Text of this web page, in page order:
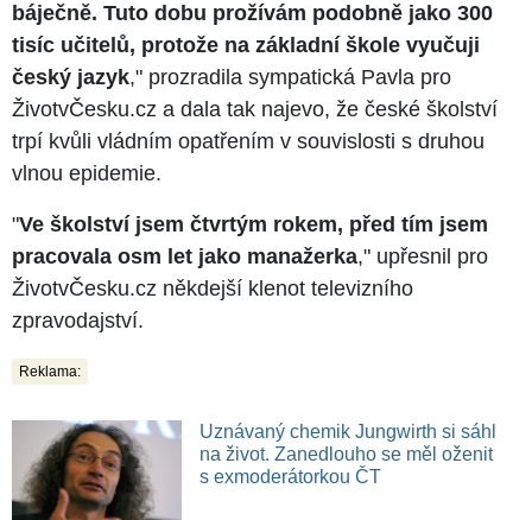
báječně. Tuto dobu prožívám podobně jako 300
tisíc učitelů, protože na základní škole vyučuji
český jazyk," prozradila sympatická Pavla pro
ŽivotvČesku.cz a dala tak najevo, že české školství
trpí kvůli vládním opatřením v souvislosti s druhou
vlnou epidemie.
"Ve školství jsem čtvrtým rokem, před tím jsem
pracovala osm let jako manažerka," upřesnil pro
ŽivotvČesku.cz někdejší klenot televizního
zpravodajství.
Reklama:
Uznávaný chemik Jungwirth si sáhl
na život. Zanedlouho se měl oženit
s exmoderátorkou ČT